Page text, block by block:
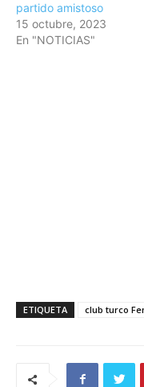
partido amistoso
15 octubre, 2023
En "NOTICIAS"
ETIQUETA club turco